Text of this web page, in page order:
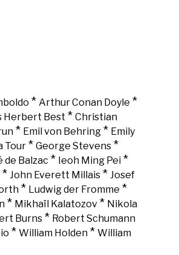
* Arthur Conan Doyle *
Herbert Best * Christian
* Emil von Behring* Emily
Tour* George Stevens*
de Balzac * Ieoh Ming Pei*
* John Everett Millais * Josef
* Ludwig der Fromme *
* Mikhaïl Kalatozov * Nikola
Burns * Robert Schumann
* William Holden * William